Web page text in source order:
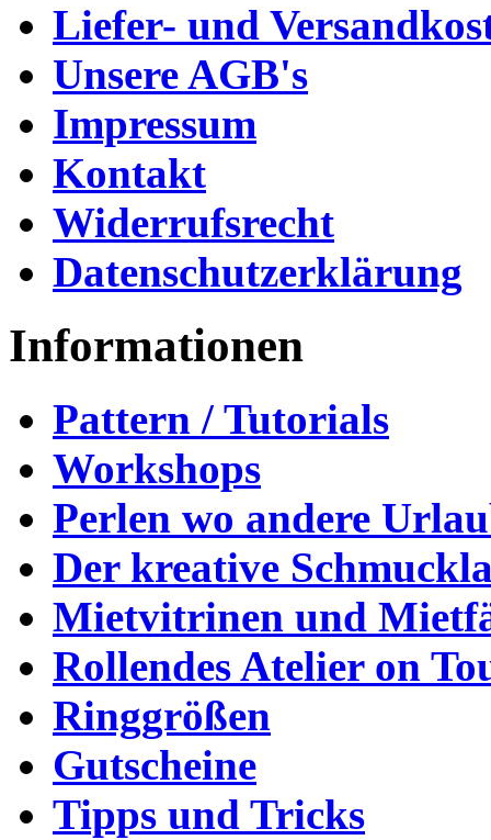
Liefer- und
Unsere AGB's
Impressum
Kontakt
Widerrufsrecht
Datenschutzerklärung
Informationen
Pattern / Tutorials
Workshops
Perlen wo andere
Der kreative
Mietvitrinen und
Rollendes Atelier on
Ringgrößen
Gutscheine
Tipps und Tricks